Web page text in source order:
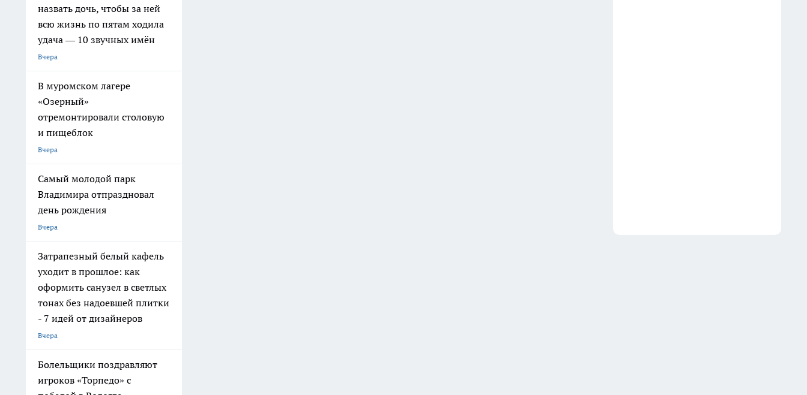
назвать дочь, чтобы за ней
всю жизнь по пятам ходила
удача — 10 звучных имён
Вчера
В муромском лагере
«Озерный»
отремонтировали столовую
и пищеблок
Вчера
Самый молодой парк
Владимира отпраздновал
день рождения
Вчера
Затрапезный белый кафель
уходит в прошлое: как
оформить санузел в светлых
тонах без надоевшей плитки
- 7 идей от дизайнеров
Вчера
Болельщики поздравляют
игроков «Торпедо» с